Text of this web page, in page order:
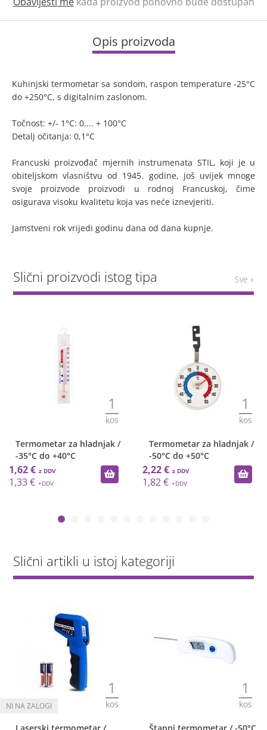
Opis proizvoda
Kuhinjski termometar sa sondom, raspon temperature -25°C
do +250°C, s digitalnim zaslonom.
Točnost: +/- 1°C: 0.... + 100°C
Detalj očitanja: 0,1°C
Francuski proizvođač mjernih instrumenata STIL, koji je u
obiteljskom vlasništvu od 1945. godine, još uvijek mnoge
svoje proizvode proizvodi u rodnoj Francuskoj, čime
osigurava visoku kvalitetu koja vas neće iznevjeriti.
Jamstveni rok vrijedi godinu dana od dana kupnje.
Slični proizvodi istog tipa Sve »
1
kos
Termometar za hladnjak /
-35°C do +40°C
1,62 €
1,33 €
1
kos
Termometar za hladnjak /
-50°C do +50°C
2,22 €
1,82 €
Slični artikli u istoj kategoriji
1
kos
1
kos